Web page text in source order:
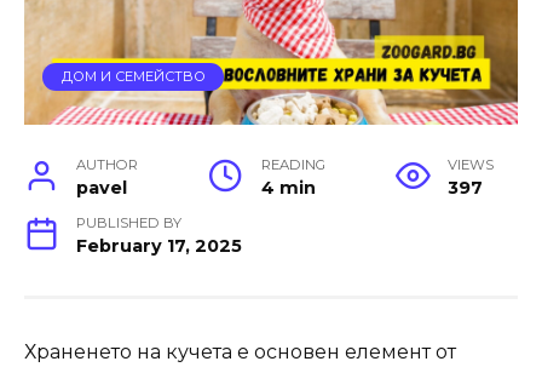
ДОМ И СЕМЕЙСТВО
AUTHOR
pavel
READING
4 min
VIEWS
397
PUBLISHED BY
February 17, 2025
Храненето на кучета е основен елемент от